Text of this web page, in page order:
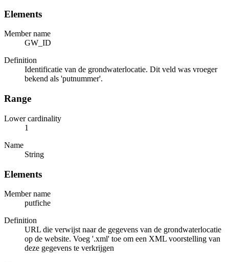
Elements
Member name
GW_ID
Definition
Identificatie van de grondwaterlocatie. Dit veld was vroeger
bekend als 'putnummer'.
Range
Lower cardinality
1
Name
String
Elements
Member name
putfiche
Definition
URL die verwijst naar de gegevens van de grondwaterlocatie
op de website. Voeg '.xml' toe om een XML voorstelling van
deze gegevens te verkrijgen